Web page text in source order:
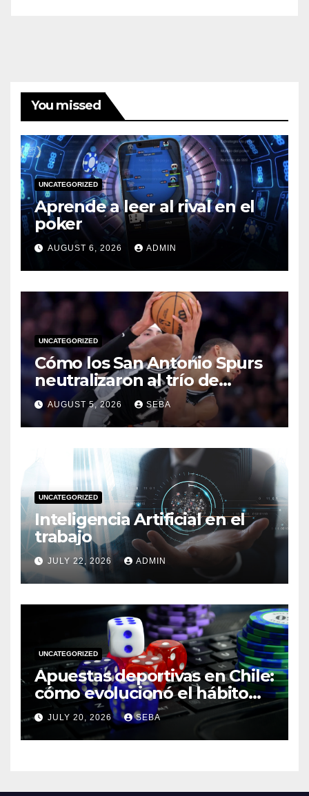
You missed
UNCATEGORIZED
Aprende a leer al rival en el
poker
AUGUST 6, 2026 ADMIN
UNCATEGORIZED
Cómo los San Antonio Spurs
neutralizaron al trío de
estrellas de los Miami Heat
en las Finales de 2014
AUGUST 5, 2026 SEBA
UNCATEGORIZED
Inteligencia Artificial en el
trabajo
JULY 22, 2026 ADMIN
UNCATEGORIZED
Apuestas deportivas en Chile:
cómo evolucionó el hábito
del hincha en la era digital
JULY 20, 2026 SEBA